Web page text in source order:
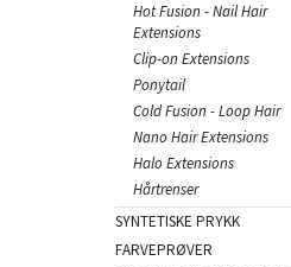
Hot Fusion - Nail Hair
Extensions
Clip-on Extensions
Ponytail
Cold Fusion - Loop Hair
Nano Hair Extensions
Halo Extensions
Hårtrenser
SYNTETISKE PRYKK
FARVEPRØVER